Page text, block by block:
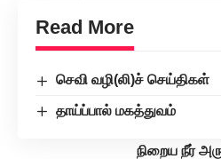
Read More
செவி வழி(லி)ச் செய்திகள்
தாய்ப்பால் மகத்துவம்
நிறைய நீர்